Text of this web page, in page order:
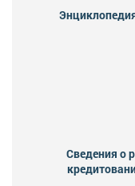
Сведения о